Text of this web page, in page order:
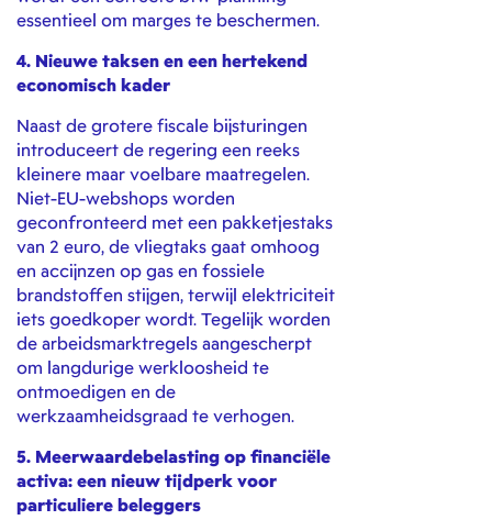
essentieel om marges te beschermen.
4. Nieuwe taksen en een hertekend
economisch kader
Naast de grotere fiscale bijsturingen
introduceert de regering een reeks
kleinere maar voelbare maatregelen.
Niet-EU-webshops worden
geconfronteerd met een pakketjestaks
van 2 euro, de vliegtaks gaat omhoog
en accijnzen op gas en fossiele
brandstoffen stijgen, terwijl elektriciteit
iets goedkoper wordt. Tegelijk worden
de arbeidsmarktregels aangescherpt
om langdurige werkloosheid te
ontmoedigen en de
werkzaamheidsgraad te verhogen.
5. Meerwaardebelasting op financiële
activa: een nieuw tijdperk voor
particuliere beleggers